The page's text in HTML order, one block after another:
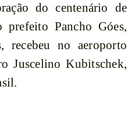
do centenário de
prefeito Pancho Góes,
recebeu no aeroporto
Juscelino Kubitschek,